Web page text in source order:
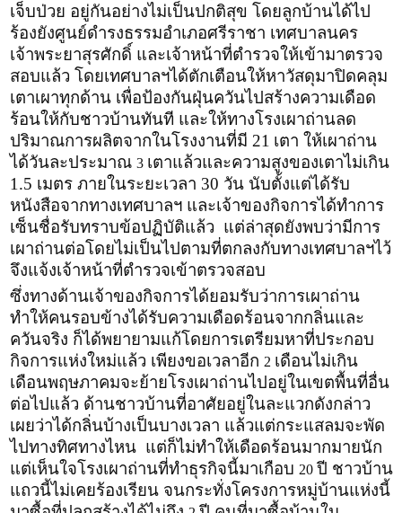
เจ็บป่วย อยู่กันอย่างไม่เป็นปกติสุข โดยลูกบ้านได้ไป
ร้องยังศูนย์ดำรงธรรมอำเภอศรีราชา เทศบาลนคร
เจ้าพระยาสุรศักดิ์ และเจ้าหน้าที่ตำรวจให้เข้ามาตรวจ
สอบแล้ว โดยเทศบาลฯได้ตักเตือนให้หาวัสดุมาปิดคลุม
เตาเผาทุกด้าน เพื่อป้องกันฝุ่นควันไปสร้างความเดือด
ร้อนให้กับชาวบ้านทันที และให้ทางโรงเผาถ่านลด
ปริมาณการผลิตจากในโรงงานที่มี 21 เตา ให้เผาถ่าน
ได้วันละประมาณ 3 เตาแล้วและความสูงของเตาไม่เกิน
1.5 เมตร ภายในระยะเวลา 30 วัน นับตั้งแต่ได้รับ
หนังสือจากทางเทศบาลฯ และเจ้าของกิจการได้ทำการ
เซ็นชื่อรับทราบข้อปฏิบัติแล้ว แต่ล่าสุดยังพบว่ามีการ
เผาถ่านต่อโดยไม่เป็นไปตามที่ตกลงกับทางเทศบาลฯไว้
จึงแจ้งเจ้าหน้าที่ตำรวจเข้าตรวจสอบ
ซึ่งทางด้านเจ้าของกิจการได้ยอมรับว่าการเผาถ่าน
ทำให้คนรอบข้างได้รับความเดือดร้อนจากกลิ่นและ
ควันจริง ก็ได้พยายามแก้โดยการเตรียมหาที่ประกอบ
กิจการแห่งใหม่แล้ว เพียงขอเวลาอีก 2 เดือนไม่เกิน
เดือนพฤษภาคมจะย้ายโรงเผาถ่านไปอยู่ในเขตพื้นที่อื่น
ต่อไปแล้ว ด้านชาวบ้านที่อาศัยอยู่ในละแวกดังกล่าว
เผยว่าได้กลิ่นบ้างเป็นบางเวลา แล้วแต่กระแสลมจะพัด
ไปทางทิศทางไหน แต่ก็ไม่ทำให้เดือดร้อนมากมายนัก
แต่เห็นใจโรงเผาถ่านที่ทำธุรกิจนี้มาเกือบ 20 ปี ชาวบ้าน
แถวนี้ไม่เคยร้องเรียน จนกระทั่งโครงการหมู่บ้านแห่งนี้